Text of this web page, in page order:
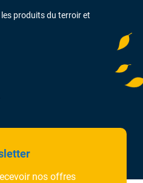
produits du terroir et
nos offres